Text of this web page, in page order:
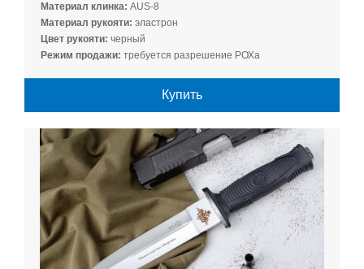
Материал клинка: AUS-8
Материал рукояти: эластрон
Цвет рукояти: черный
Режим продажи: требуется разрешение РОХа
Купить